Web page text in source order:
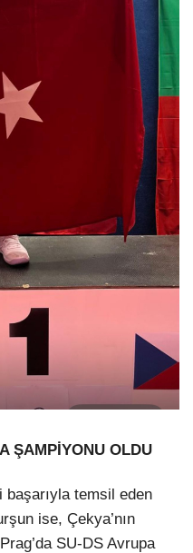
ŞAMPİYONU OLDU
başarıyla temsil eden
ise, Çekya’nın
SU-DS Avrupa